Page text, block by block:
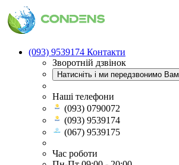
(093) 9539174 Контакти
Зворотній дзвінок
Натисніть і ми передзвонимо Вам
Наші телефони
(093) 0790072
(093) 9539174
(067) 9539175
Час роботи